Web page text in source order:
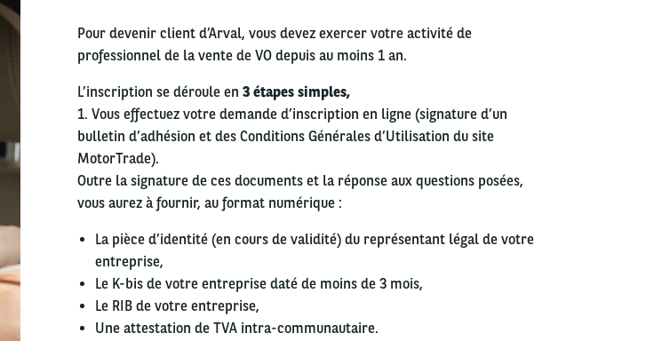
Pour devenir client d’Arval, vous devez exercer votre activité de
professionnel de la vente de VO depuis au moins 1 an.
L’inscription se déroule en 3 étapes simples,
1. Vous effectuez votre demande d’inscription en ligne (signature d’un
bulletin d’adhésion et des Conditions Générales d’Utilisation du site
MotorTrade).
Outre la signature de ces documents et la réponse aux questions posées,
vous aurez à fournir, au format numérique :
La pièce d’identité (en cours de validité) du représentant légal de votre
entreprise,
Le K-bis de votre entreprise daté de moins de 3 mois,
Le RIB de votre entreprise,
Une attestation de TVA intra-communautaire.